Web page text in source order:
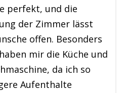
perfekt, und die
der Zimmer lässt
offen. Besonders
mir die Küche und
da ich so
Aufenthalte